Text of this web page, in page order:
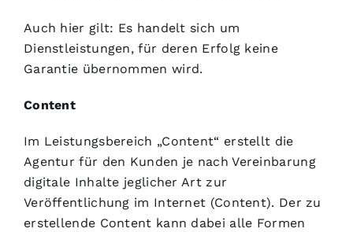
Auch hier gilt: Es handelt sich um
Dienstleistungen, für deren Erfolg keine
Garantie übernommen wird.
Content
Im Leistungsbereich „Content“ erstellt die
Agentur für den Kunden je nach Vereinbarung
digitale Inhalte jeglicher Art zur
Veröffentlichung im Internet (Content). Der zu
erstellende Content kann dabei alle Formen